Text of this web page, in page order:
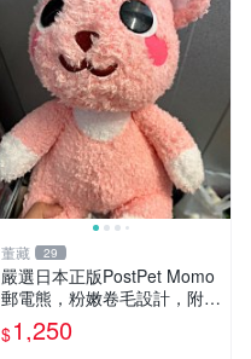
董藏 29
嚴選日本正版PostPet Momo
郵電熊，粉嫩卷毛設計，附原
裝包裝與吊牌，超Recomme
nded收藏品 1095 玩偶 包裝
$1,250